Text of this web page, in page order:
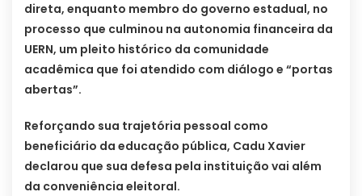
direta, enquanto membro do governo estadual, no
processo que culminou na autonomia financeira da
UERN, um pleito histórico da comunidade
acadêmica que foi atendido com diálogo e “portas
abertas”.
Reforçando sua trajetória pessoal como
beneficiário da educação pública, Cadu Xavier
declarou que sua defesa pela instituição vai além
da conveniência eleitoral.